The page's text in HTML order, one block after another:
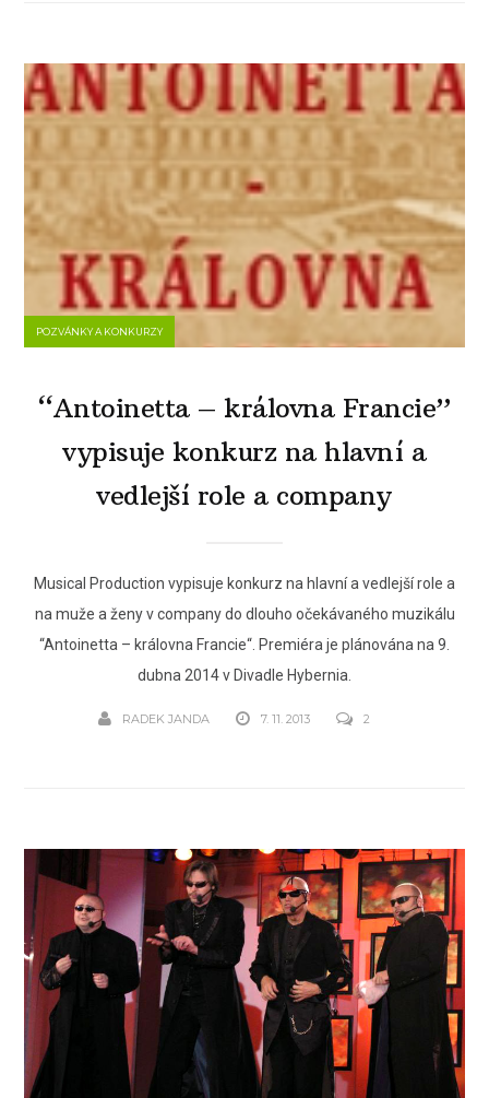
POZVÁNKY A KONKURZY
“Antoinetta – královna Francie”
vypisuje konkurz na hlavní a
vedlejší role a company
Musical Production vypisuje konkurz na hlavní a vedlejší role a
na muže a ženy v company do dlouho očekávaného muzikálu
“Antoinetta – královna Francie“. Premiéra je plánována na 9.
dubna 2014 v Divadle Hybernia.
RADEK JANDA 7. 11. 2013 2